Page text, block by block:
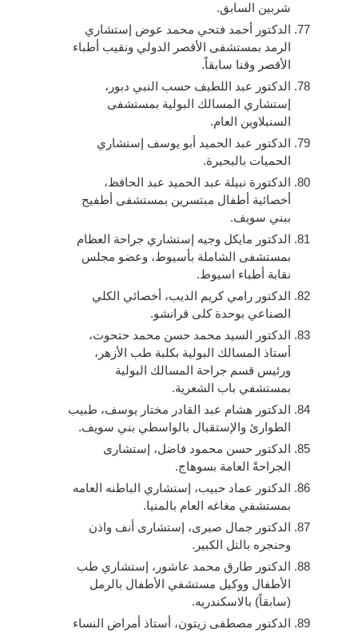
شربين السابق.
الدكتور أحمد فتحي محمد عوض إستشاري
الرمد بمستشفى الأقصر الدولي ونقيب أطباء
الأقصر وقنا سابقاً.
الدكتور عبد اللطيف حسب النبي دبور،
إستشاري المسالك البولية بمستشفى
السنبلاوين العام.
الدكتور عبد الحميد أبو يوسف إستشاري
الحميات بالبحيرة.
الدكتورة نبيلة عبد الحميد عبد الحافظ،
أخصائية أطفال مبتسرين بمستشفى أطفيح
ببني سويف.
الدكتور مايكل وجيه إستشاري جراحة العظام
بمستشفى الشاملة بأسيوط، وعضو مجلس
نقابة أطباء اسيوط.
الدكتور رامي كريم الديب، أخصائي الكلي
الصناعي بوحدة كلى قرانشو.
الدكتور السيد محمد حسن محمد حتحوت،
أستاذ المسالك البولية بكلبة طب الأزهر،
ورئيس قسم جراحة المسالك البولية
بمستشفي باب الشعرية.
الدكتور هشام عبد القادر مختار يوسف، طبيب
الطوارئ والإستقبال بالواسطي بني سويف.
الدكتور حسن محمود فاضل، إستشارى
الجراحةً العامة بسوهاج.
الدكتور عماد حبيب، إستشاري الباطنه العامه
بمستشفي مغاغه العام بالمنيا.
الدكتور جمال صبرى، إستشارى أنف واذن
وحنجره بالتل الكبير.
الدكتور طارق محمد عاشور، إستشاري طب
الأطفال ووكيل مستشفي الأطفال بالرمل
(سابقاً) بالاسكندريه.
الدكتور مصطفى زيتون، أستاذ أمراض النساء